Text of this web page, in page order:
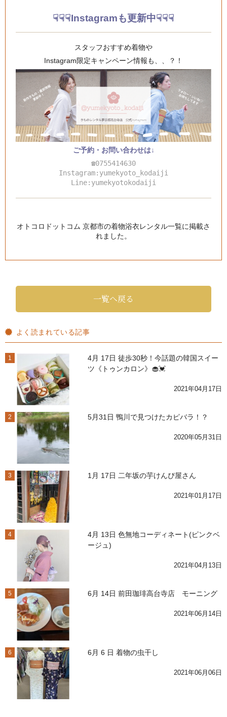
☟☟☟Instagramも更新中☟☟☟
スタッフおすすめ着物や
Instagram限定キャンペーン情報も、、？！
ご予約・お問い合わせは↓
☎0755414630
Instagram:yumekyoto_kodaiji
Line:yumekyotokodaiji
オトコロドットコム 京都市の着物浴衣レンタル一覧に掲載さ
れました。
一覧へ戻る
よく読まれている記事
1
4月 17日 徒歩30秒！今話題の韓国スイー
ツ《トゥンカロン》🧁💓
2021年04月17日
2 5月31日 鴨川で見つけたカピバラ！？
2020年05月31日
3 1月 17日 二年坂の芋けんぴ屋さん
2021年01月17日
4
4月 13日 色無地コーディネート(ピンクベ
ージュ)
2021年04月13日
5 6月 14日 前田珈琲高台寺店 モーニング
2021年06月14日
6 6月 6 日 着物の虫干し
2021年06月06日